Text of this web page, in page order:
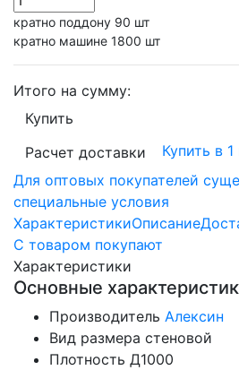
кратно поддону 90 шт
кратно машине 1800 шт
Итого на сумму:
Купить
Расчет доставки
Купить в 1
Для оптовых покупателей
специальные условия
ХарактеристикиОписание
С товаром покупают
Характеристики
Основные
Производитель Алексин
Вид размера стеновой
Плотность Д1000